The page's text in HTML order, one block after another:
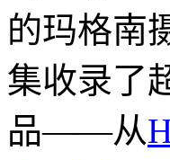
的玛格南
集收录了
品——从